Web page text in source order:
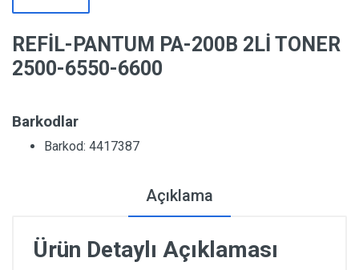
REFİL-PANTUM PA-200B 2Lİ TONER
2500-6550-6600
Barkodlar
Barkod: 4417387
Açıklama
Ürün Detaylı Açıklaması